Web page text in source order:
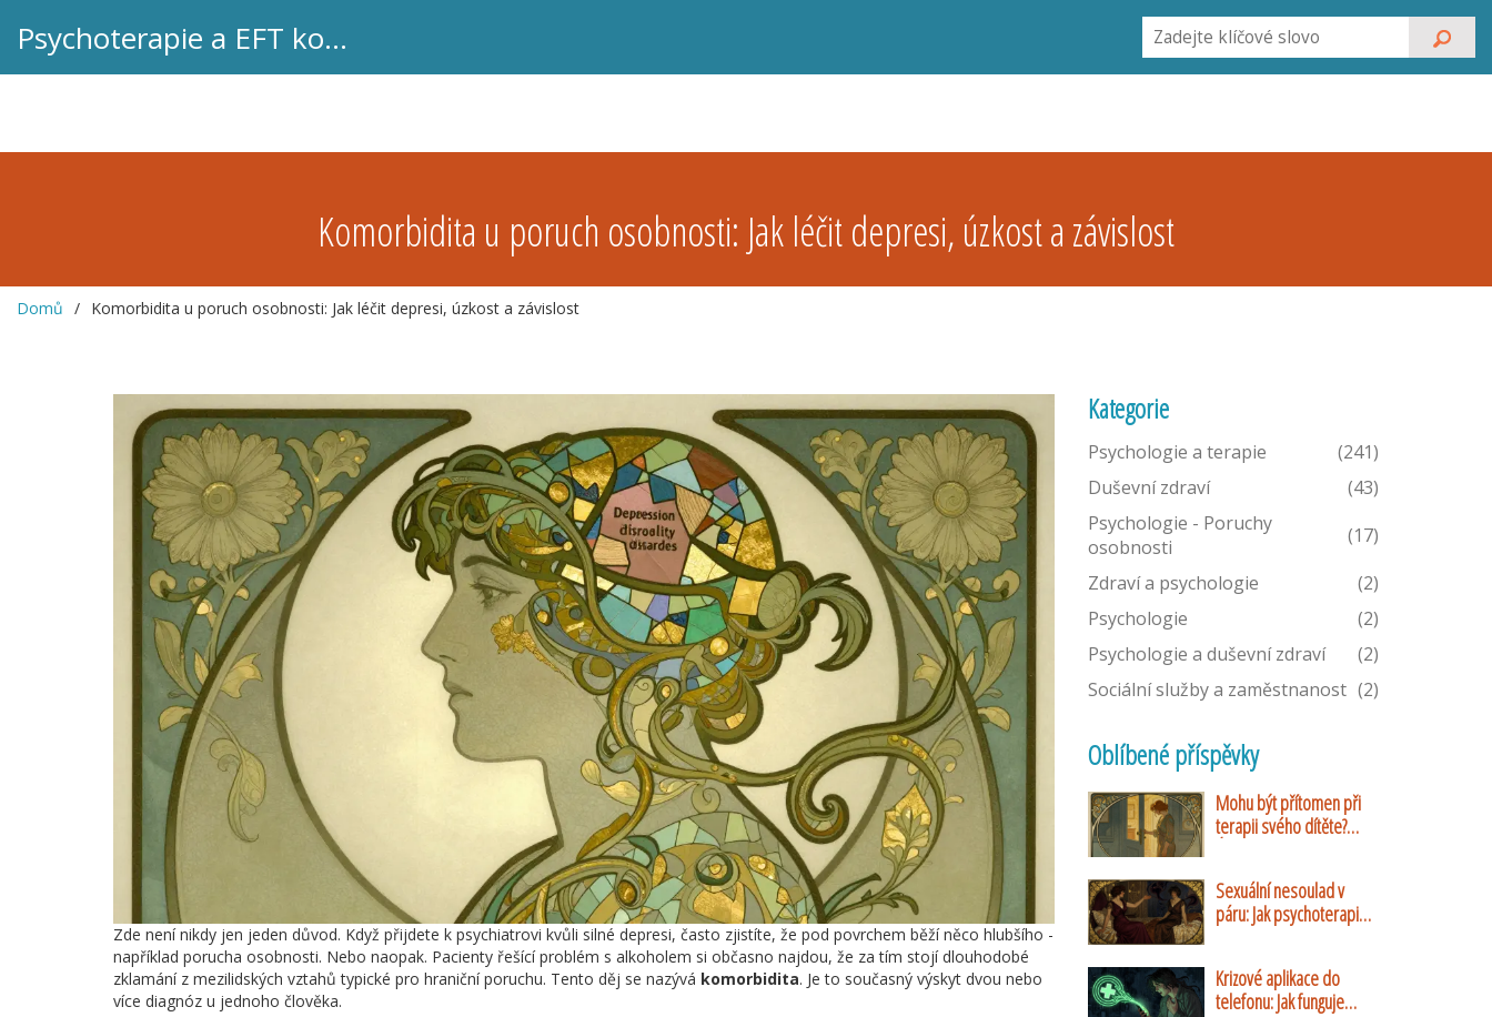
Psychoterapie a EFT koučink
Komorbidita u poruch osobnosti: Jak léčit depresi, úzkost a závislost
Domů Komorbidita u poruch osobnosti: Jak léčit depresi, úzkost a závislost
Zde není nikdy jen jeden důvod. Když přijdete k psychiatrovi kvůli silné depresi, často zjistíte, že pod povrchem běží něco hlubšího -
například porucha osobnosti. Nebo naopak. Pacienty řešící problém s alkoholem si občasno najdou, že za tím stojí dlouhodobé
zklamání z mezilidských vztahů typické pro hraniční poruchu. Tento děj se nazývá komorbidita. Je to současný výskyt dvou nebo
více diagnóz u jednoho člověka.
Kategorie
Psychologie a terapie
(241)
Duševní zdraví
(43)
Psychologie - Poruchy
osobnosti
(17)
Zdraví a psychologie
(2)
Psychologie
(2)
Psychologie a duševní zdraví
(2)
Sociální služby a zaměstnanost (2)
Oblíbené příspěvky
Mohu být přítomen při
terapii svého dítěte?
psychoterapii
Sexuální nesoulad v
páru: Jak psychoterapie
Krizové aplikace do
telefonu: Jak funguje